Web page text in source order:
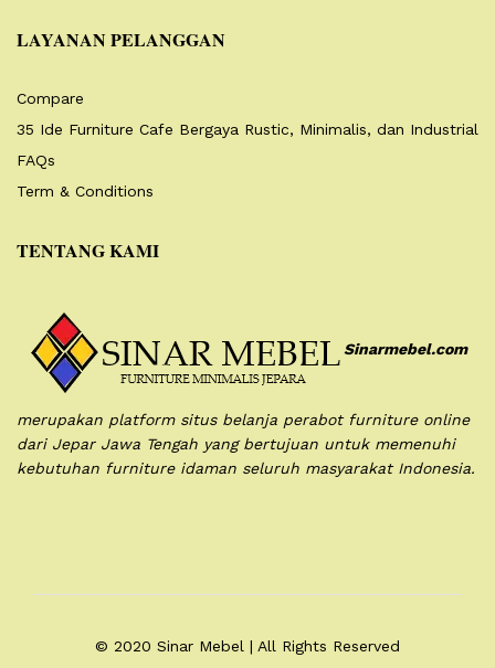
LAYANAN PELANGGAN
Compare
35 Ide Furniture Cafe Bergaya Rustic, Minimalis, dan Industrial
FAQs
Term & Conditions
TENTANG KAMI
Sinarmebel.com
merupakan platform situs belanja perabot furniture online
dari Jepar Jawa Tengah yang bertujuan untuk memenuhi
kebutuhan furniture idaman seluruh masyarakat Indonesia.
© 2020 Sinar Mebel | All Rights Reserved